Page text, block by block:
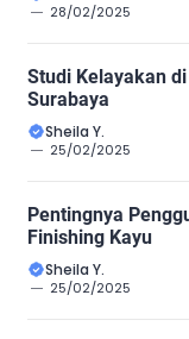
28/02/2025
Studi Kelayakan
Surabaya
Sheila Y.
25/02/2025
Pentingnya
Finishing Kayu
Sheila Y.
25/02/2025